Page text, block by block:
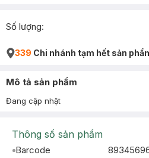
Số lượng:
339 Chi nhánh tạm hết sản
Mô tả sản phẩm
Đang cập nhật
Thông số sản phẩm
Barcode